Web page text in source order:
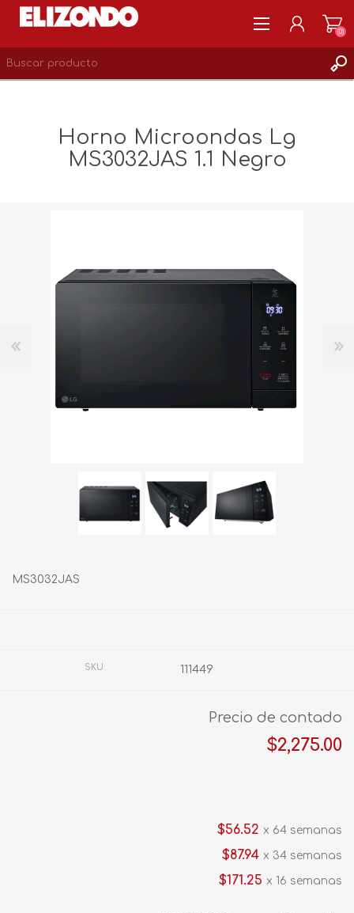
LISTA DE DESEOS 0
(0)
Horno Microondas Lg
MS3032JAS 1.1 Negro
MS3032JAS
SKU: 111449
Precio de contado
$2,275.00
$56.52 x 64 semanas
$87.94 x 34 semanas
$171.25 x 16 semanas